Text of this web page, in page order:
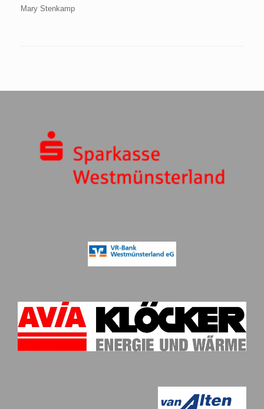
Mary Stenkamp